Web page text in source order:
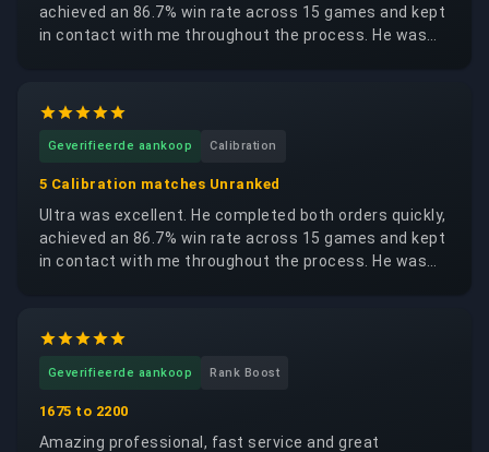
achieved an 86.7% win rate across 15 games and kept
in contact with me throughout the process. He was
Geverifieerde aankoop Calibration
5 Calibration matches Unranked
Ultra was excellent. He completed both orders quickly,
achieved an 86.7% win rate across 15 games and kept
in contact with me throughout the process. He was
Geverifieerde aankoop Rank Boost
1675 to 2200
Amazing professional, fast service and great